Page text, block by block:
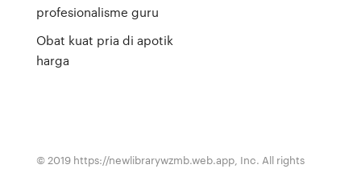
profesionalisme guru
Obat kuat pria di apotik
harga
© 2019 https://newlibrarywzmb.web.app, Inc. All rights